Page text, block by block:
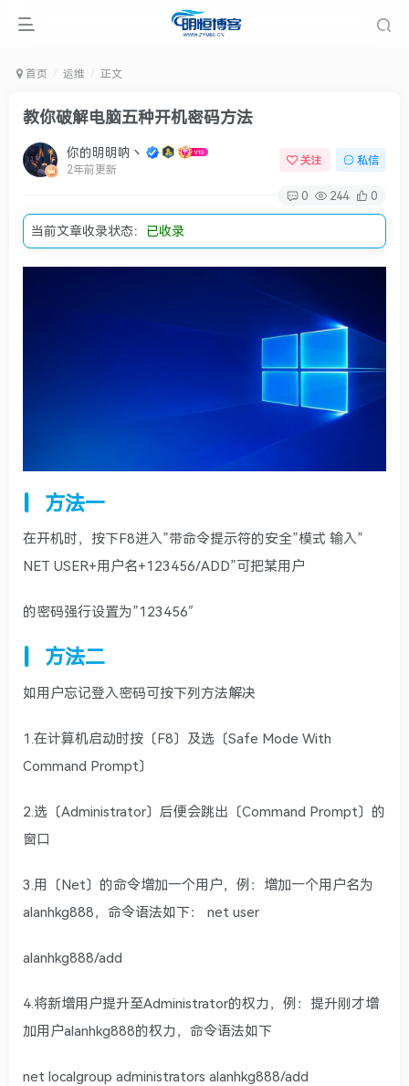
首页 运维 正文
教你破解电脑五种开机密码方法
你的明明呐丶
2年前更新
关注 私信
0 244 0
当前文章收录状态： 已收录
方法一
在开机时，按下F8进入”带命令提示符的安全”模式 输入”
NET USER+用户名+123456/ADD”可把某用户
的密码强行设置为”123456″
方法二
如用户忘记登入密码可按下列方法解决
1.在计算机启动时按〔F8〕及选〔Safe Mode With
Command Prompt〕
2.选〔Administrator〕后便会跳出〔Command Prompt〕的
窗口
3.用〔Net〕的命令增加一个用户，例：增加一个用户名为
alanhkg888，命令语法如下： net user
alanhkg888/add
4.将新增用户提升至Administrator的权力，例：提升刚才增
加用户alanhkg888的权力，命令语法如下
net localgroup administrators alanhkg888/add